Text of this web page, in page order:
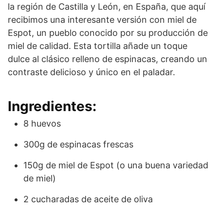
la región de Castilla y León, en España, que aquí
recibimos una interesante versión con miel de
Espot, un pueblo conocido por su producción de
miel de calidad. Esta tortilla añade un toque
dulce al clásico relleno de espinacas, creando un
contraste delicioso y único en el paladar.
Ingredientes:
8 huevos
300g de espinacas frescas
150g de miel de Espot (o una buena variedad
de miel)
2 cucharadas de aceite de oliva